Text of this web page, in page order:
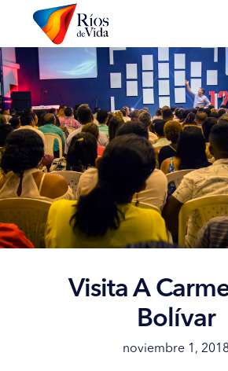
Visita A
Bolívar
noviembre 1,